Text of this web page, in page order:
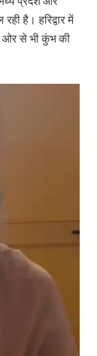
है। हरिद्वार में
ओर से भी कुंभ की